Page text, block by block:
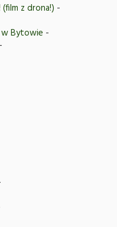
z drona!) -
w Bytowie -
-